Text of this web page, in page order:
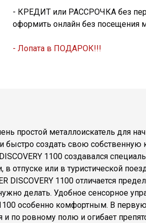
- КРЕДИТ или РАССРОЧКА без
оформить онлайн без посещения
- Лопата в ПОДАРОК!!!
простой металлоискатель для
быстро создать свою
1100 создавался
отпуске или в туристической
1100 отличается
делать. Удобное сенсорное
особенно комфортным. В
ровному полю и огибает